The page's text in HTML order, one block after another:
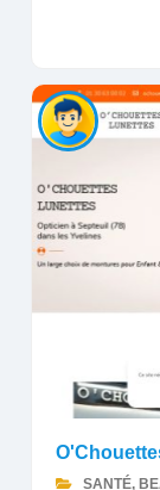
SANTÉ,